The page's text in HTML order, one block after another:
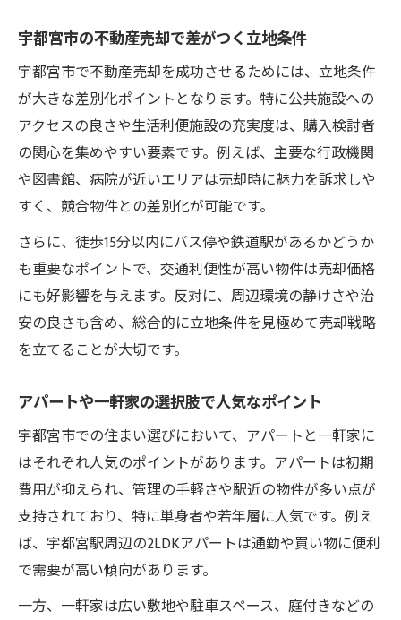
宇都宮市の不動産売却で差がつく立地条件
宇都宮市で不動産売却を成功させるためには、立地条件
が大きな差別化ポイントとなります。特に公共施設への
アクセスの良さや生活利便施設の充実度は、購入検討者
の関心を集めやすい要素です。例えば、主要な行政機関
や図書館、病院が近いエリアは売却時に魅力を訴求しや
すく、競合物件との差別化が可能です。
さらに、徒歩15分以内にバス停や鉄道駅があるかどうか
も重要なポイントで、交通利便性が高い物件は売却価格
にも好影響を与えます。反対に、周辺環境の静けさや治
安の良さも含め、総合的に立地条件を見極めて売却戦略
を立てることが大切です。
アパートや一軒家の選択肢で人気なポイント
宇都宮市での住まい選びにおいて、アパートと一軒家に
はそれぞれ人気のポイントがあります。アパートは初期
費用が抑えられ、管理の手軽さや駅近の物件が多い点が
支持されており、特に単身者や若年層に人気です。例え
ば、宇都宮駅周辺の2LDKアパートは通勤や買い物に便利
で需要が高い傾向があります。
一方、一軒家は広い敷地や駐車スペース、庭付きなどの